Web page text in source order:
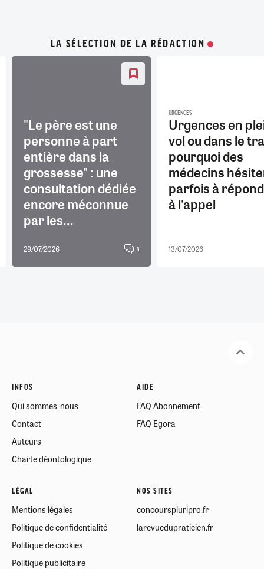
LA SÉLECTION DE LA RÉDACTION
"Le père est une
personne à part
entière dans la
grossesse" : une
consultation dédiée
encore méconnue
par les...
29/07/2026 8
URGENCES
Urgences en
vol ou dans le
pourquoi des
médecins
parfois à
à l'appel
13/07/2026
INFOS
Qui sommes-nous
Contact
Auteurs
Charte déontologique
AIDE
FAQ Abonnement
FAQ Egora
LÉGAL
Mentions légales
Politique de confidentialité
Politique de cookies
Politique publicitaire
NOS SITES
concourspluripro.fr
larevuedupraticien.fr